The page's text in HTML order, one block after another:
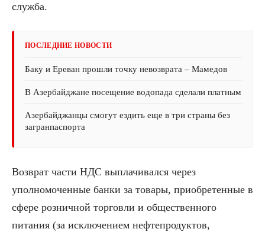
служба.
ПОСЛЕДНИЕ НОВОСТИ
Баку и Ереван прошли точку невозврата – Мамедов
В Азербайджане посещение водопада сделали платным
Азербайджанцы смогут ездить еще в три страны без
загранпаспорта
Возврат части НДС выплачивался через
уполномоченные банки за товары, приобретенные в
сфере розничной торговли и общественного
питания (за исключением нефтепродуктов,